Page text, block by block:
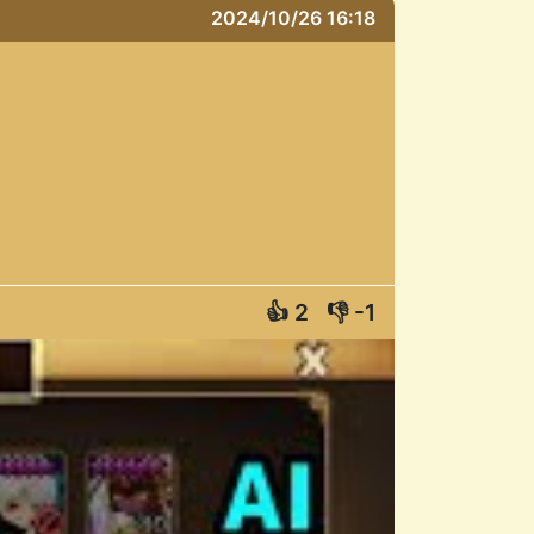
2024/10/26 16:18
👍 2 👎 -1